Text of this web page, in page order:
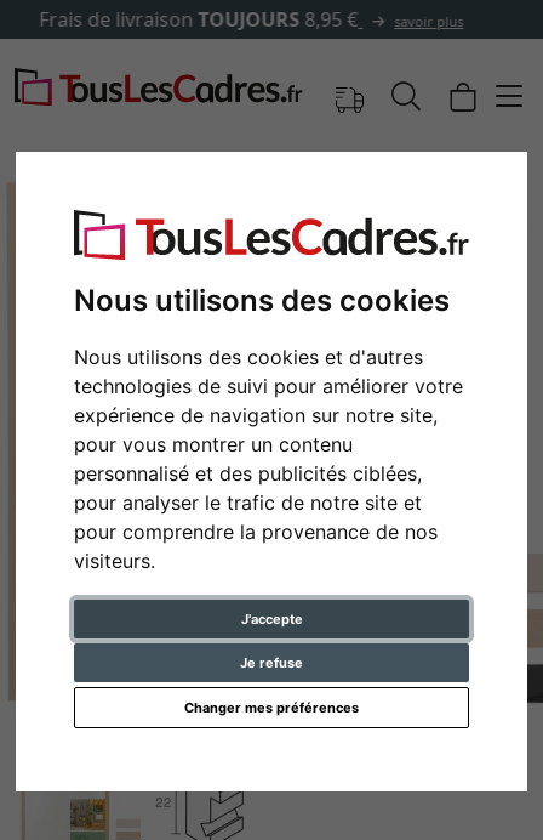
Nous utilisons des cookies
Nous utilisons des cookies et d'autres
technologies de suivi pour améliorer votre
expérience de navigation sur notre site,
pour vous montrer un contenu
personnalisé et des publicités ciblées,
pour analyser le trafic de notre site et
pour comprendre la provenance de nos
visiteurs.
J'accepte
Je refuse
Changer mes préférences
savoir plus ✓500 000 articles au choix
Retour